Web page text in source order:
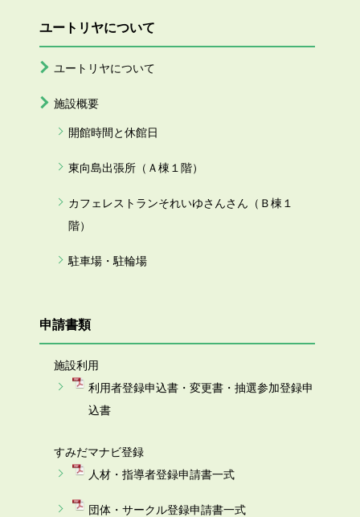
ユートリヤについて
ユートリヤについて
施設概要
開館時間と休館日
東向島出張所（Ａ棟１階）
カフェレストランそれいゆさんさん（Ｂ棟１
階）
駐車場・駐輪場
申請書類
施設利用
利用者登録申込書・変更書・抽選参加登録申
込書
すみだマナビ登録
人材・指導者登録申請書一式
団体・サークル登録申請書一式